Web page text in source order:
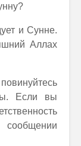
и Сунне.
Аллах
Если вы